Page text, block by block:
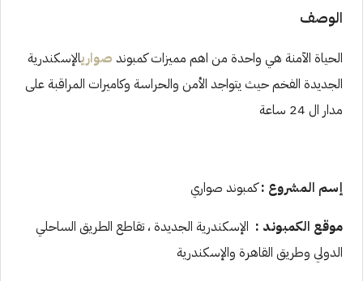
الوصف
الحياة الآمنة هي واحدة من اهم مميزات كمبوند صواريالإسكندرية
الجديدة الفخم حيث يتواجد الأمن والحراسة وكاميرات المراقبة على
مدار ال 24 ساعة
إسم المشروع :كمبوند صواري
موقع الكمبوند : الإسكندرية الجديدة ، تقاطع الطريق الساحلي
الدولي وطريق القاهرة والإسكندرية